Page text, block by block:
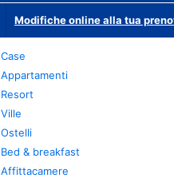
Modifiche online alla tua
Case
Appartamenti
Resort
Ville
Ostelli
Bed & breakfast
Affittacamere